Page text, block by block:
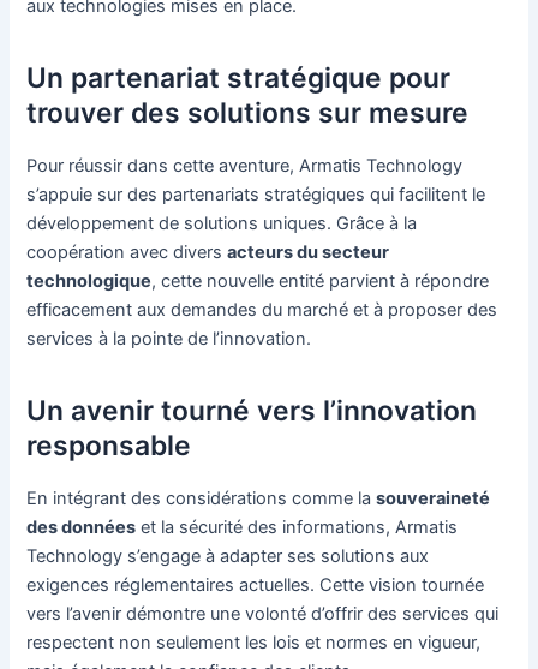
aux technologies mises en place.
Un partenariat stratégique pour
trouver des solutions sur mesure
Pour réussir dans cette aventure, Armatis Technology
s’appuie sur des partenariats stratégiques qui facilitent le
développement de solutions uniques. Grâce à la
coopération avec diversacteurs du secteur
technologique, cette nouvelle entité parvient à répondre
efficacement aux demandes du marché et à proposer des
services à la pointe de l’innovation.
Un avenir tourné vers l’innovation
responsable
En intégrant des considérations comme lasouveraineté
des données et la sécurité des informations, Armatis
Technology s’engage à adapter ses solutions aux
exigences réglementaires actuelles. Cette vision tournée
vers l’avenir démontre une volonté d’offrir des services qui
respectent non seulement les lois et normes en vigueur,